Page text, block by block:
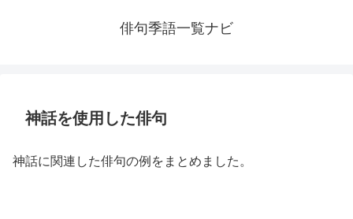
俳句季語一覧ナビ
神話を使用した俳句
神話に関連した俳句の例をまとめました。